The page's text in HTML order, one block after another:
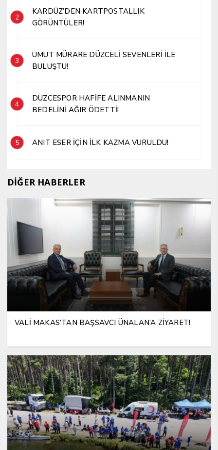
2
KARDÜZ’DEN KARTPOSTALLIK
GÖRÜNTÜLER!
3
UMUT MÜRARE DÜZCELİ SEVENLERİ İLE
BULUŞTU!
4
DÜZCESPOR HAFİFE ALINMANIN
BEDELİNİ AĞIR ÖDETTİ!
5 ANIT ESER İÇİN İLK KAZMA VURULDU!
DİĞER HABERLER
VALİ MAKAS’TAN BAŞSAVCI ÜNALAN’A ZİYARET!